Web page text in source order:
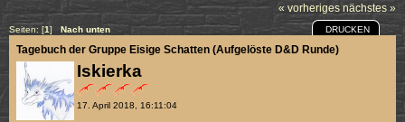
« vorheriges nächstes »
Seiten: [1] Nach unten DRUCKEN
Iskierka
17. April 2018, 16:11:04
Tagebuch der Gruppe Eisige Schatten (Aufgelöste D&D Runde)